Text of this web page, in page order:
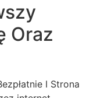
Oraz